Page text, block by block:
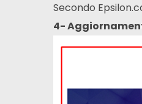
Secondo
4-